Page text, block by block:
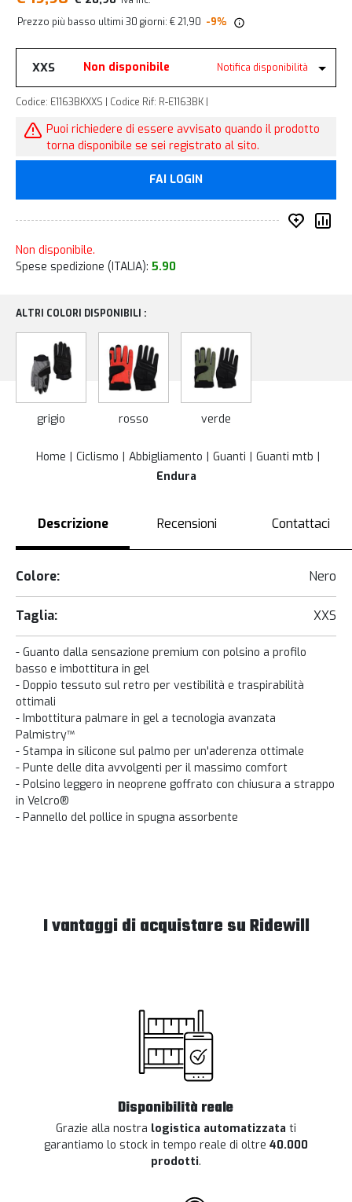
Prezzo più basso ultimi 30 giorni: € 21,90 -9%
XXS Non disponibile Notifica disponibilità
Codice: E1163BKXXS | Codice Rif: R-E1163BK |
Puoi richiedere di essere avvisato quando il prodotto
torna disponibile se sei registrato al sito.
FAI LOGIN
Non disponibile.
Spese spedizione (ITALIA): 5.90
ALTRI COLORI DISPONIBILI :
grigio rosso verde
Home Ciclismo Abbigliamento Guanti
Guanti mtb
Endura
Descrizione Recensioni Contattaci
Colore: Nero
Taglia: XXS
- Guanto dalla sensazione premium con polsino a profilo
basso e imbottitura in gel
- Doppio tessuto sul retro per vestibilità e traspirabilità
ottimali
- Imbottitura palmare in gel a tecnologia avanzata
Palmistry™
- Stampa in silicone sul palmo per un'aderenza ottimale
- Punte delle dita avvolgenti per il massimo comfort
- Polsino leggero in neoprene goffrato con chiusura a strappo
in Velcro®
- Pannello del pollice in spugna assorbente
I vantaggi di acquistare su Ridewill
Disponibilità reale
Grazie alla nostra logistica automatizzata ti
garantiamo lo stock in tempo reale di oltre 40.000
prodotti.